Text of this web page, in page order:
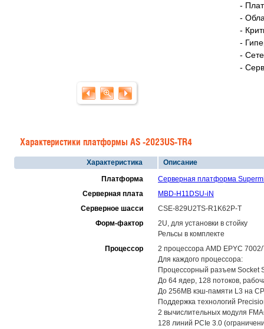
-
-
-
-
-
-
Характеристики платформы AS -2023US-TR4
Характеристика
Описание
Платформа
Серверная платформа
Серверная плата
MBD-H11DSU-iN
Серверное шасси
CSE-829U2TS-R1K62P-T
Форм-фактор
2U, для установки в стойку
Рельсы в комплекте
Процессор
2 процессора AMD EPYC
Для каждого процессора:
Процессорный разъем Socket
До 64 ядер, 128 потоков,
До 256MB кэш-памяти L3 на
Поддержка технологий
2 вычислительных модуля
128 линий PCIe 3.0